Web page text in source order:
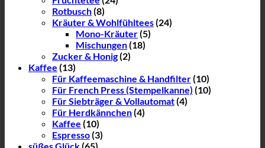
Rotbusch(8)
Kräuter & Wohlfühltees(24)
Mono-Kräuter(5)
Mischungen(18)
Zucker & Honig(2)
Kaffee (13)
Für Kaffeemaschine & Handfilter(10)
Für French Press (Stempelkanne) (10)
Für Siebträger & Vollautomat(4)
Für Herdkännchen(4)
Kaffee (10)
Espresso(3)